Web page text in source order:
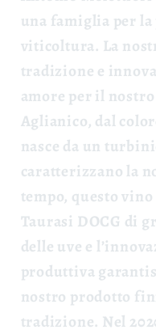
una famiglia per
viticoltura. La
tradizione e
amore per il
Aglianico, dal
nasce da un
caratterizzano la
tempo, questo
Taurasi DOCG di
delle uve e
produttiva
nostro prodotto
tradizione. Nel